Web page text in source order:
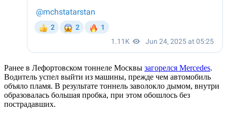
Ранее в Лефортовском тоннеле Москвы загорелся Mercedes.
Водитель успел выйти из машины, прежде чем автомобиль
объяло пламя. В результате тоннель заволокло дымом, внутри
образовалась большая пробка, при этом обошлось без
пострадавших.